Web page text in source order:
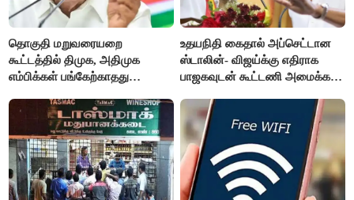
தொகுதி மறுவரையறை
கூட்டத்தில் திமுக, அதிமுக
எம்பிக்கள் பங்கேற்காதது
உதயநிதி கைதால் அப்செட்டான
ஸ்டாலின்- விஜய்க்கு எதிராக
பாஜகவுடன் கூட்டணி அமைக்க